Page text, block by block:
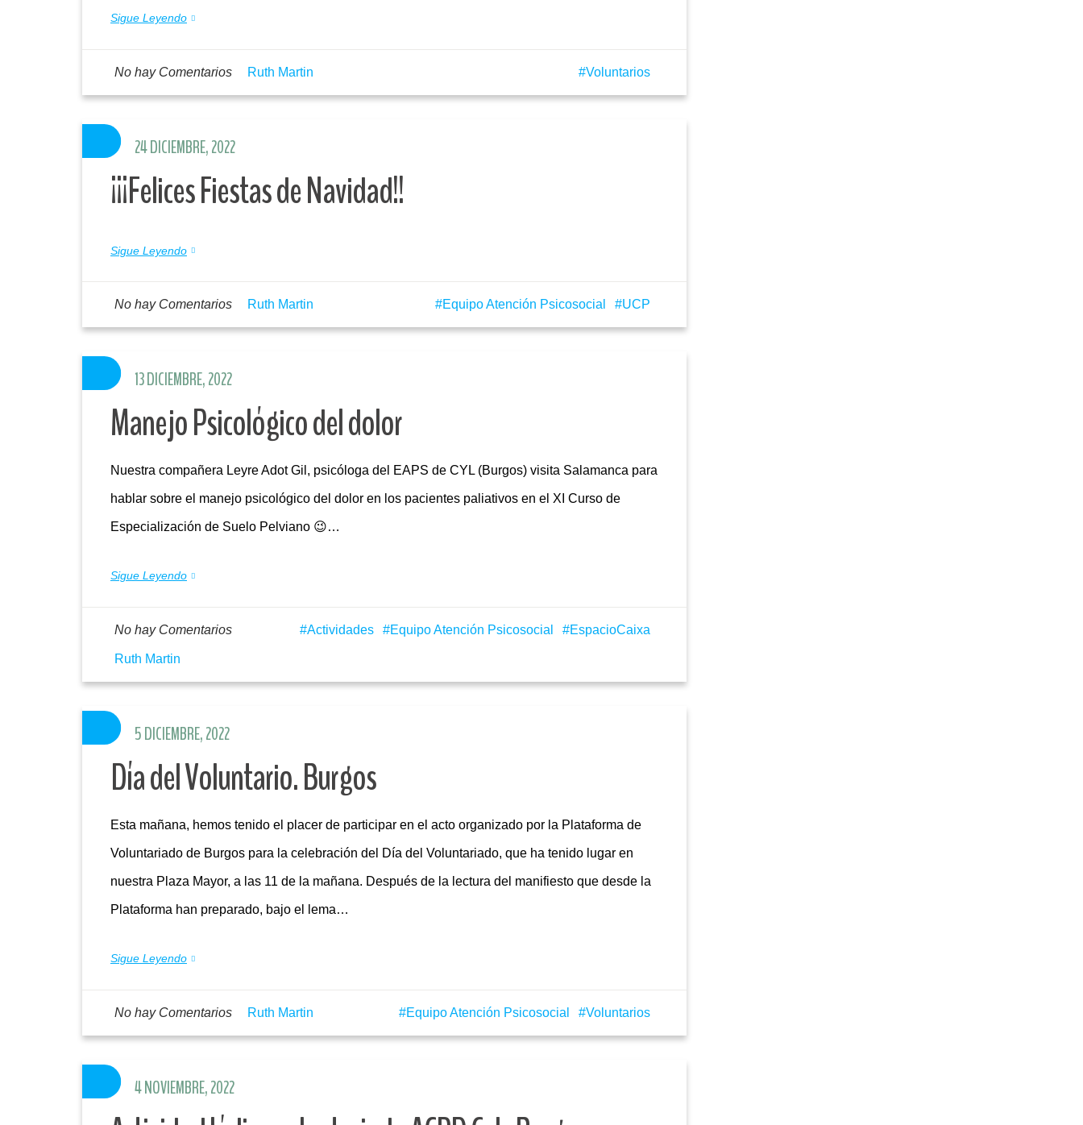
Sigue Leyendo
Voluntarios
No hay Comentarios Ruth Martin
¡¡¡Felices Fiestas de Navidad!!
Sigue Leyendo
24 DICIEMBRE, 2022
Equipo Atención Psicosocial UCP
No hay Comentarios Ruth Martin
Manejo Psicológico del dolor
Nuestra compañera Leyre Adot Gil, psicóloga del EAPS de CYL (Burgos) visita Salamanca para
hablar sobre el manejo psicológico del dolor en los pacientes paliativos en el XI Curso de
Especialización de Suelo Pelviano 😉…
Sigue Leyendo
13 DICIEMBRE, 2022
Actividades Equipo Atención Psicosocial EspacioCaixa
No hay Comentarios
Ruth Martin
Día del Voluntario. Burgos
Esta mañana, hemos tenido el placer de participar en el acto organizado por la Plataforma de
Voluntariado de Burgos para la celebración del Día del Voluntariado, que ha tenido lugar en
nuestra Plaza Mayor, a las 11 de la mañana. Después de la lectura del manifiesto que desde la
Plataforma han preparado, bajo el lema…
Sigue Leyendo
5 DICIEMBRE, 2022
Equipo Atención Psicosocial Voluntarios
No hay Comentarios Ruth Martin
4 NOVIEMBRE, 2022